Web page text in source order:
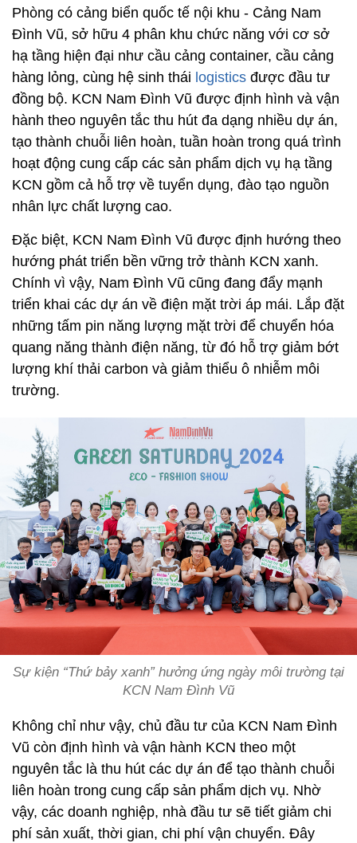
Phòng có cảng biển quốc tế nội khu - Cảng Nam
Đình Vũ, sở hữu 4 phân khu chức năng với cơ sở
hạ tầng hiện đại như cầu cảng container, cầu cảng
hàng lỏng, cùng hệ sinh thái logistics được đầu tư
đồng bộ. KCN Nam Đình Vũ được định hình và vận
hành theo nguyên tắc thu hút đa dạng nhiều dự án,
tạo thành chuỗi liên hoàn, tuần hoàn trong quá trình
hoạt động cung cấp các sản phẩm dịch vụ hạ tầng
KCN gồm cả hỗ trợ về tuyển dụng, đào tạo nguồn
nhân lực chất lượng cao.
Đặc biệt, KCN Nam Đình Vũ được định hướng theo
hướng phát triển bền vững trở thành KCN xanh.
Chính vì vậy, Nam Đình Vũ cũng đang đẩy mạnh
triển khai các dự án về điện mặt trời áp mái. Lắp đặt
những tấm pin năng lượng mặt trời để chuyển hóa
quang năng thành điện năng, từ đó hỗ trợ giảm bớt
lượng khí thải carbon và giảm thiểu ô nhiễm môi
trường.
Sự kiện “Thứ bảy xanh” hưởng ứng ngày môi trường tại
KCN Nam Đình Vũ
Không chỉ như vậy, chủ đầu tư của KCN Nam Đình
Vũ còn định hình và vận hành KCN theo một
nguyên tắc là thu hút các dự án để tạo thành chuỗi
liên hoàn trong cung cấp sản phẩm dịch vụ. Nhờ
vậy, các doanh nghiệp, nhà đầu tư sẽ tiết giảm chi
phí sản xuất, thời gian, chi phí vận chuyển. Đây